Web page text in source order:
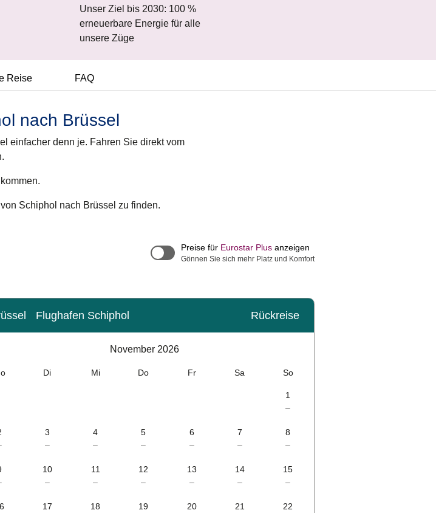
Unser Ziel bis 2030: 100 %
erneuerbare Energie für alle
unsere Züge
Reise FAQ
nach Brüssel
einfacher denn je. Fahren Sie direkt vom
Schiphol nach Brüssel zu finden.
Preise für Eurostar Plus anzeigen
Gönnen Sie sich mehr Platz und Komfort
-
Flughafen Schiphol Rückreise
November 2026
Di Mi Do Fr Sa So
1
–
3
–
4
–
5
–
6
–
7
–
8
–
10
–
11
–
12
–
13
–
14
–
15
–
17
18
19
20
21
22